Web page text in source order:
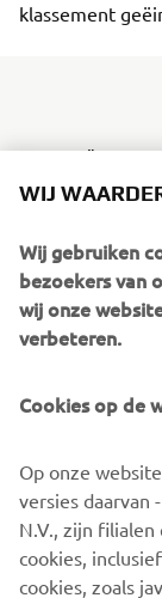
klassement
Robert: "Het is
De World
En net als in de
strijd om iedere
dus! Ik heb in
tegenvallers
Iedere race
podiums die ik
het GRT Racing
het mogelijk
Volgend jaar
WIJ
Wij gebruiken
bezoekers van
wij onze
verbeteren.
Cookies op de
Op onze
versies daarvan
N.V., zijn
cookies,
cookies, zoals